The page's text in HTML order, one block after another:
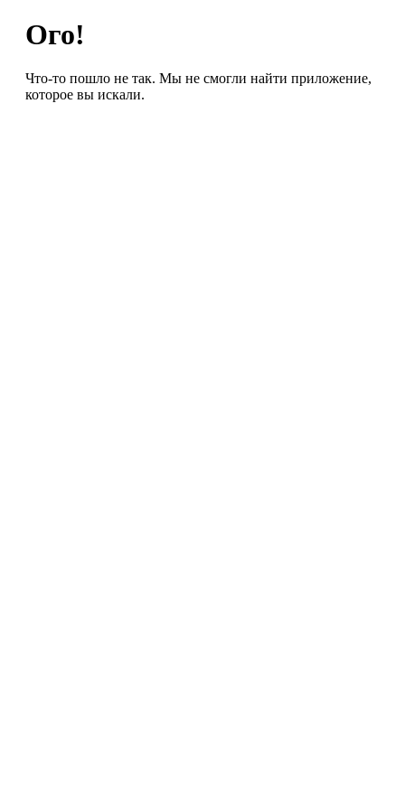
Ого!
Что-то пошло не так. Мы не смогли найти приложение,
которое вы искали.